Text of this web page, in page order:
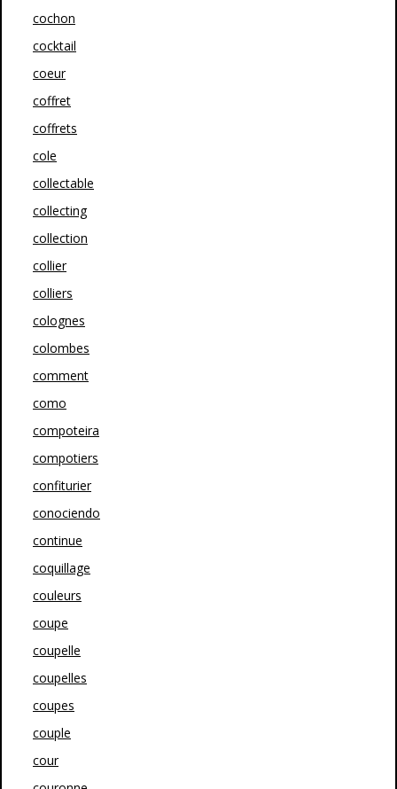
cochon
cocktail
coeur
coffret
coffrets
cole
collectable
collecting
collection
collier
colliers
colognes
colombes
comment
como
compoteira
compotiers
confiturier
conociendo
continue
coquillage
couleurs
coupe
coupelle
coupelles
coupes
couple
cour